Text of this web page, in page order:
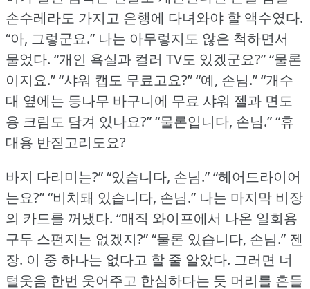
손수레라도 가지고 은행에 다녀와야 할 액수였다.
“아, 그렇군요.” 나는 아무렇지도 않은 척하면서
물었다. “개인 욕실과 컬러 TV도 있겠군요?” “물론
이지요.” “샤워 캡도 무료고요?” “예, 손님.” “개수
대 옆에는 등나무 바구니에 무료 샤워 젤과 면도
용 크림도 담겨 있나요?” “물론입니다, 손님.” “휴
대용 반짇고리도요?
바지 다리미는?” “있습니다, 손님.” “헤어드라이어
는요?” “비치돼 있습니다, 손님.” 나는 마지막 비장
의 카드를 꺼냈다. “매직 와이프에서 나온 일회용
구두 스펀지는 없겠지?” “물론 있습니다, 손님.” 젠
장. 이 중 하나는 없다고 할 줄 알았다. 그러면 너
털웃음 한번 웃어주고 한심하다는 듯 머리를 흔들